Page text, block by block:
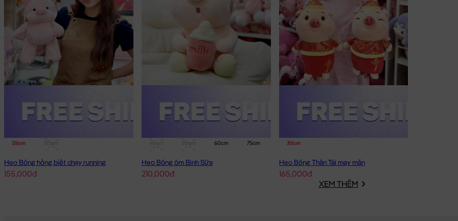
35cm
Heo Bông hồng biết chạy running
155,000đ
60cm 75cm
Heo Bông ôm Bình Sữa
210,000đ
35cm
Heo Bông Thần Tài may mắn
165,000đ
XEM THÊM